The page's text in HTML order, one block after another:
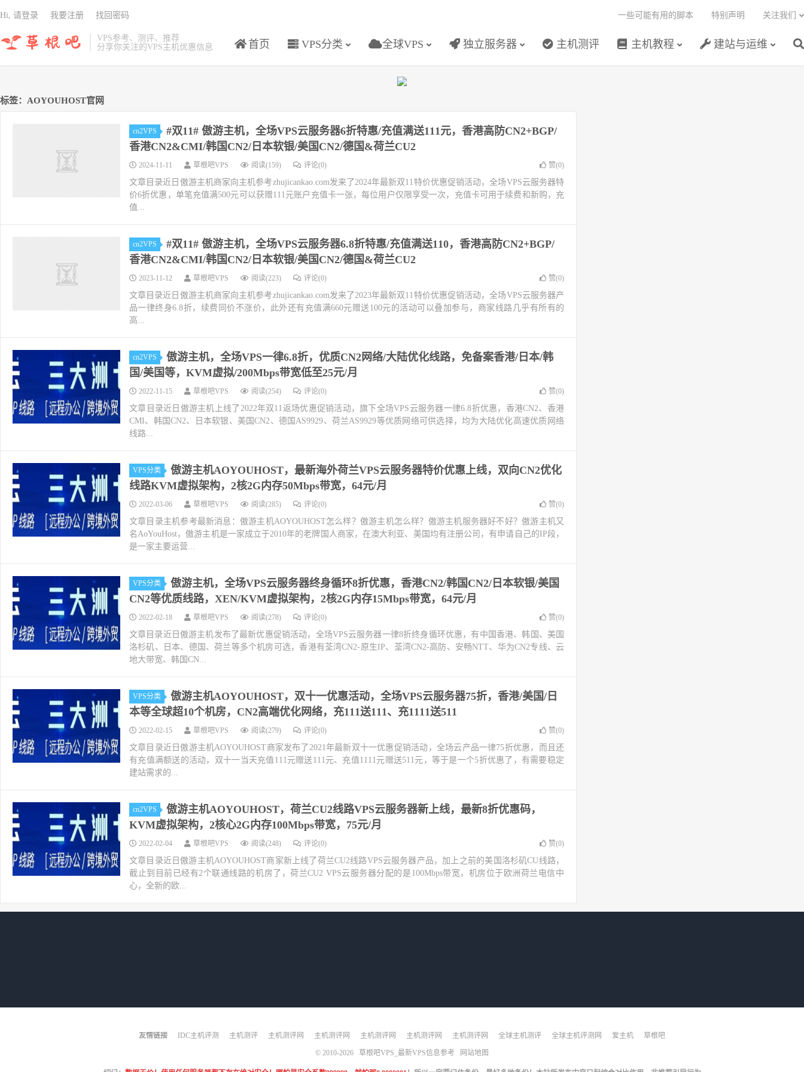
VPS参考、测评、推荐
分享你关注的VPS主机优惠信息
首页 VPS分类 全球VPS 独立服务器 主机测评 主机教程 建站与运维
一些可能有用的脚本 特别声明 关注我们
Hi, 请登录 我要注册 找回密码
标签：AOYOUHOST官网
cn2VPS
#双11# 傲游主机，全场VPS云服务器6折特惠/充值满送111元，香港高防CN2+BGP/
香港CN2&CMI/韩国CN2/日本软银/美国CN2/德国&荷兰CU2
2024-11-11 草根吧VPS 阅读(159) 评论(0) 赞(0)
文章目录近日傲游主机商家向主机参考zhujicankao.com发来了2024年最新双11特价优惠促销活动，全场VPS云服务器特
价6折优惠，单笔充值满500元可以获赠111元账户充值卡一张，每位用户仅限享受一次，充值卡可用于续费和新购，充
值...
cn2VPS
#双11# 傲游主机，全场VPS云服务器6.8折特惠/充值满送110，香港高防CN2+BGP/
香港CN2&CMI/韩国CN2/日本软银/美国CN2/德国&荷兰CU2
2023-11-12 草根吧VPS 阅读(223) 评论(0) 赞(0)
文章目录近日傲游主机商家向主机参考zhujicankao.com发来了2023年最新双11特价优惠促销活动，全场VPS云服务器产
品一律终身6.8折，续费同价不涨价，此外还有充值满660元赠送100元的活动可以叠加参与，商家线路几乎有所有的
高...
cn2VPS
傲游主机，全场VPS一律6.8折，优质CN2网络/大陆优化线路，免备案香港/日本/韩
国/美国等，KVM虚拟/200Mbps带宽低至25元/月
2022-11-15 草根吧VPS 阅读(254) 评论(0) 赞(0)
文章目录近日傲游主机上线了2022年双11返场优惠促销活动，旗下全场VPS云服务器一律6.8折优惠，香港CN2、香港
CMI、韩国CN2、日本软银、美国CN2、德国AS9929、荷兰AS9929等优质网络可供选择，均为大陆优化高速优质网络
线路...
VPS分类
傲游主机AOYOUHOST，最新海外荷兰VPS云服务器特价优惠上线，双向CN2优化
线路KVM虚拟架构，2核2G内存50Mbps带宽，64元/月
2022-03-06 草根吧VPS 阅读(285) 评论(0) 赞(0)
文章目录主机参考最新消息：傲游主机AOYOUHOST怎么样？傲游主机怎么样？傲游主机服务器好不好？傲游主机又
名AoYouHost，傲游主机是一家成立于2010年的老牌国人商家，在澳大利亚、美国均有注册公司，有申请自己的IP段，
是一家主要运营...
VPS分类
傲游主机，全场VPS云服务器终身循环8折优惠，香港CN2/韩国CN2/日本软银/美国
CN2等优质线路，XEN/KVM虚拟架构，2核2G内存15Mbps带宽，64元/月
2022-02-18 草根吧VPS 阅读(278) 评论(0) 赞(0)
文章目录近日傲游主机发布了最新优惠促销活动，全场VPS云服务器一律8折终身循环优惠，有中国香港、韩国、美国
洛杉矶、日本、德国、荷兰等多个机房可选，香港有荃湾CN2-原生IP、荃湾CN2-高防、安畅NTT、华为CN2专线、云
地大带宽、韩国CN...
VPS分类
傲游主机AOYOUHOST，双十一优惠活动，全场VPS云服务器75折，香港/美国/日
本等全球超10个机房，CN2高端优化网络，充111送111、充1111送511
2022-02-15 草根吧VPS 阅读(279) 评论(0) 赞(0)
文章目录近日傲游主机AOYOUHOST商家发布了2021年最新双十一优惠促销活动，全场云产品一律75折优惠，而且还
有充值满额送的活动，双十一当天充值111元赠送111元、充值1111元赠送511元，等于是一个5折优惠了，有需要稳定
建站需求的...
cn2VPS
傲游主机AOYOUHOST，荷兰CU2线路VPS云服务器新上线，最新8折优惠码，
KVM虚拟架构，2核心2G内存100Mbps带宽，75元/月
2022-02-04 草根吧VPS 阅读(248) 评论(0) 赞(0)
文章目录近日傲游主机AOYOUHOST商家新上线了荷兰CU2线路VPS云服务器产品，加上之前的美国洛杉矶CU线路，
截止到目前已经有2个联通线路的机房了，荷兰CU2 VPS云服务器分配的是100Mbps带宽，机房位于欧洲荷兰电信中
心，全新的欧...
友情链接 IDC主机评测 主机测评 主机测评网 主机测评网 主机测评网 主机测评网 主机测评网 全球主机测评 全球主机评测网 爱主机 草根吧
© 2010-2026 草根吧VPS_最新VPS信息参考 网站地图